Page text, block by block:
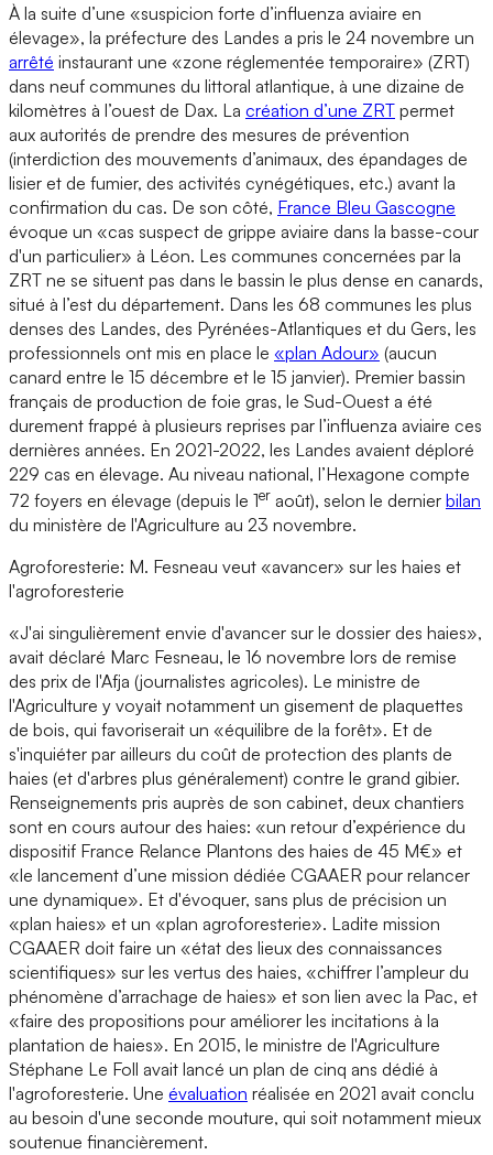
À la suite d’une «suspicion forte d’influenza aviaire en
élevage», la préfecture des Landes a pris le 24 novembre un
arrêté instaurant une «zone réglementée temporaire» (ZRT)
dans neuf communes du littoral atlantique, à une dizaine de
kilomètres à l’ouest de Dax. La création d’une ZRT permet
aux autorités de prendre des mesures de prévention
(interdiction des mouvements d’animaux, des épandages de
lisier et de fumier, des activités cynégétiques, etc.) avant la
confirmation du cas. De son côté, France Bleu Gascogne
évoque un «cas suspect de grippe aviaire dans la basse-cour
d'un particulier» à Léon. Les communes concernées par la
ZRT ne se situent pas dans le bassin le plus dense en canards,
situé à l’est du département. Dans les 68 communes les plus
denses des Landes, des Pyrénées-Atlantiques et du Gers, les
professionnels ont mis en place le «plan Adour» (aucun
canard entre le 15 décembre et le 15 janvier). Premier bassin
français de production de foie gras, le Sud-Ouest a été
durement frappé à plusieurs reprises par l’influenza aviaire ces
dernières années. En 2021-2022, les Landes avaient déploré
229 cas en élevage. Au niveau national, l’Hexagone compte
72 foyers en élevage (depuis le 1er août), selon le dernier bilan
du ministère de l'Agriculture au 23 novembre.
Agroforesterie: M. Fesneau veut «avancer» sur les haies et
l'agroforesterie
«J'ai singulièrement envie d'avancer sur le dossier des haies»,
avait déclaré Marc Fesneau, le 16 novembre lors de remise
des prix de l'Afja (journalistes agricoles). Le ministre de
l'Agriculture y voyait notamment un gisement de plaquettes
de bois, qui favoriserait un «équilibre de la forêt». Et de
s'inquiéter par ailleurs du coût de protection des plants de
haies (et d'arbres plus généralement) contre le grand gibier.
Renseignements pris auprès de son cabinet, deux chantiers
sont en cours autour des haies: «un retour d’expérience du
dispositif France Relance Plantons des haies de 45 M€» et
«le lancement d’une mission dédiée CGAAER pour relancer
une dynamique». Et d'évoquer, sans plus de précision un
«plan haies» et un «plan agroforesterie». Ladite mission
CGAAER doit faire un «état des lieux des connaissances
scientifiques» sur les vertus des haies, «chiffrer l’ampleur du
phénomène d’arrachage de haies» et son lien avec la Pac, et
«faire des propositions pour améliorer les incitations à la
plantation de haies». En 2015, le ministre de l'Agriculture
Stéphane Le Foll avait lancé un plan de cinq ans dédié à
l'agroforesterie. Une évaluation réalisée en 2021 avait conclu
au besoin d'une seconde mouture, qui soit notamment mieux
soutenue financièrement.